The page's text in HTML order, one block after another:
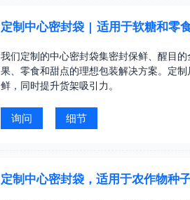
定制中心密封袋 | 适用于软糖和零
我们定制的中心密封袋集密封保鲜、醒目
果、零食和甜点的理想包装解决方案。定
鲜，同时提升货架吸引力。
询问 细节
定制中心密封袋，适用于农作物种